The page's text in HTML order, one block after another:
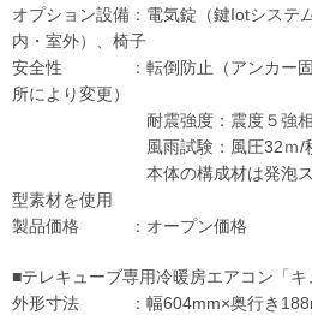
オプション設備：電気錠（鍵Iotシステ
内・室外）、椅子
安全性 ：転倒防止（アンカー固
所により変更）
耐震強度：震度５強相当
風雨試験：風圧32ｍ/秒、散
本体の構成材は発泡スチロ
型素材を使用
製品価格 ：オープン価格
■テレキューブ専用冷暖房エアコン「
外形寸法 ：幅604mm×奥行き